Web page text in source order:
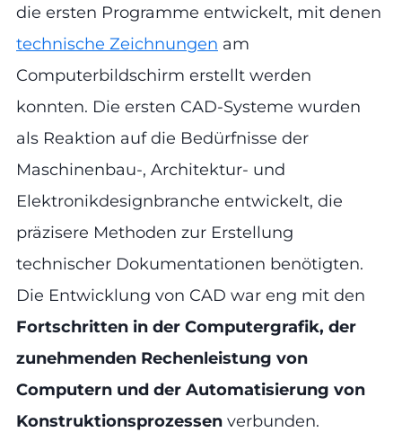
die ersten Programme entwickelt, mit denen
technische Zeichnungen am
Computerbildschirm erstellt werden
konnten. Die ersten CAD-Systeme wurden
als Reaktion auf die Bedürfnisse der
Maschinenbau-, Architektur- und
Elektronikdesignbranche entwickelt, die
präzisere Methoden zur Erstellung
technischer Dokumentationen benötigten.
Die Entwicklung von CAD war eng mit den
Fortschritten in der Computergrafik, der
zunehmenden Rechenleistung von
Computern und der Automatisierung von
Konstruktionsprozessen verbunden.